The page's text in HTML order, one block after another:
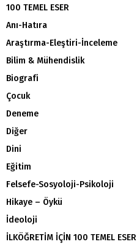
100 TEMEL ESER
Anı-Hatıra
Araştırma-Eleştiri-İnceleme
Bilim & Mühendislik
Biografi
Çocuk
Deneme
Diğer
Dini
Eğitim
Felsefe-Sosyoloji-Psikoloji
Hikaye – Öykü
İdeoloji
İLKÖĞRETİM İÇİN 100 TEMEL ESER